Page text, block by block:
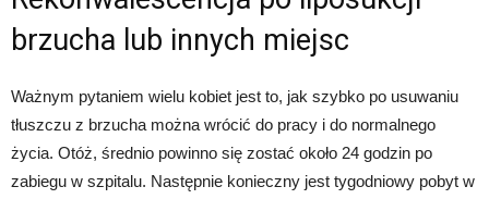
brzucha lub innych miejsc
Ważnym pytaniem wielu kobiet jest to, jak szybko po usuwaniu
tłuszczu z brzucha można wrócić do pracy i do normalnego
życia. Otóż, średnio powinno się zostać około 24 godzin po
zabiegu w szpitalu. Następnie konieczny jest tygodniowy pobyt w